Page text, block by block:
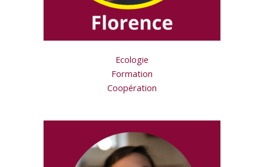
Ecologie
Formation
Coopération